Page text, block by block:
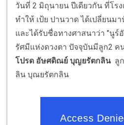
วันที่ 2 มิถุนายน ปีเดียวกัน ที่โร
ทำให้ เป้ย ปานวาด ได้เปลี่ยนม
และได้รับชื่อทางศาสนาว่า "นูร์
รัศมีแห่งดวงตา ปัจจุบันมีลูก2
โปรด อัษศดิณย์ บุญยรัตกลินลูก
ลิน บุณยรัตกลิน